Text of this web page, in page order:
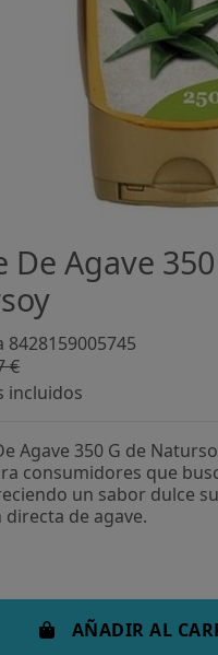
De Agave
8428159005745
€
incluidos
Agave 350 G de
consumidores que
un sabor dulce
de agave.
AÑADIR AL